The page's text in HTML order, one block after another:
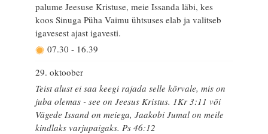
palume Jeesuse Kristuse, meie Issanda läbi, kes
koos Sinuga Püha Vaimu ühtsuses elab ja valitseb
igavesest ajast igavesti.
07.30 - 16.39
29. oktoober
Teist alust ei saa keegi rajada selle kõrvale, mis on
juba olemas - see on Jeesus Kristus. 1Kr 3:11 või
Vägede Issand on meiega, Jaakobi Jumal on meile
kindlaks varjupaigaks. Ps 46:12